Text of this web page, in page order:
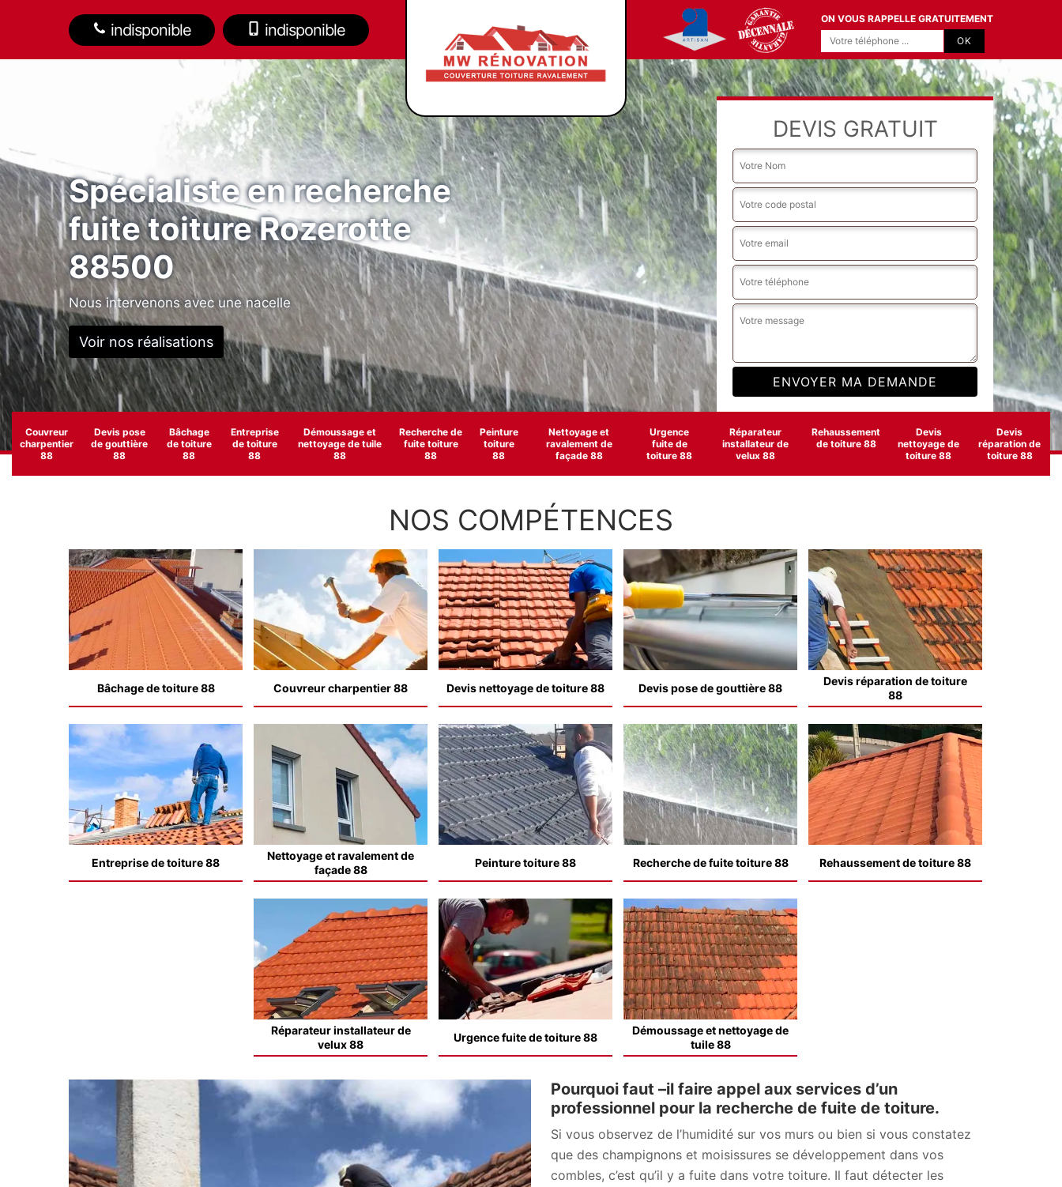
indisponible indisponible
ON VOUS RAPPELLE GRATUITEMENT
Spécialiste en recherche
fuite toiture Rozerotte
88500
Nous intervenons avec une nacelle
Voir nos réalisations
DEVIS GRATUIT
Couvreur
charpentier
88
Devis pose
de gouttière
88
Bâchage
de toiture
88
Entreprise
de toiture
88
Démoussage et
nettoyage de tuile
88
Recherche de
fuite toiture
88
Peinture
toiture
88
Nettoyage et
ravalement de
façade 88
Urgence
fuite de
toiture 88
Réparateur
installateur de
velux 88
Rehaussement
de toiture 88
Devis
nettoyage de
toiture 88
Devis
réparation de
toiture 88
NOS COMPÉTENCES
Bâchage de toiture 88 Couvreur charpentier 88 Devis nettoyage de toiture 88 Devis pose de gouttière 88
Devis réparation de toiture
88
Entreprise de toiture 88
Nettoyage et ravalement de
façade 88
Peinture toiture 88 Recherche de fuite toiture 88 Rehaussement de toiture 88
Réparateur installateur de
velux 88
Urgence fuite de toiture 88
Démoussage et nettoyage de
tuile 88
Pourquoi faut –il faire appel aux services d’un
professionnel pour la recherche de fuite de toiture.
Si vous observez de l’humidité sur vos murs ou bien si vous constatez
que des champignons et moisissures se développement dans vos
combles, c’est qu’il y a fuite dans votre toiture. Il faut détecter les